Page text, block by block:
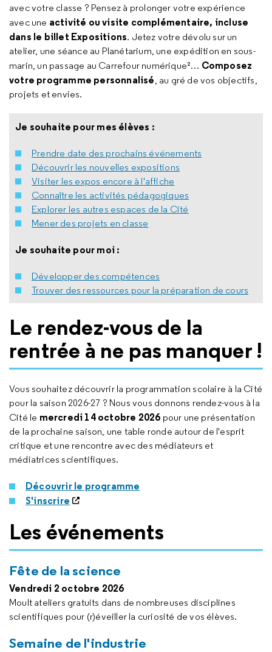
avec votre classe ? Pensez à prolonger votre expérience
avec une activité ou visite complémentaire, incluse
dans le billet Expositions. Jetez votre dévolu sur un
atelier, une séance au Planétarium, une expédition en sous-
marin, un passage au Carrefour numérique²… Composez
votre programme personnalisé, au gré de vos objectifs,
projets et envies.
Je souhaite pour mes élèves :
Prendre date des prochains événements
Découvrir les nouvelles expositions
Visiter les expos encore à l'affiche
Connaître les activités pédagogiques
Explorer les autres espaces de la Cité
Mener des projets en classe
Je souhaite pour moi :
Développer des compétences
Trouver des ressources pour la préparation de cours
Le rendez-vous de la
rentrée à ne pas manquer !
Vous souhaitez découvrir la programmation scolaire à la Cité
pour la saison 2026-27 ? Nous vous donnons rendez-vous à la
Cité le mercredi 14 octobre 2026 pour une présentation
de la prochaine saison, une table ronde autour de l'esprit
critique et une rencontre avec des médiateurs et
médiatrices scientifiques.
Découvrir le programme
S'inscrire
Les événements
Fête de la science
Vendredi 2 octobre 2026
Moult ateliers gratuits dans de nombreuses disciplines
scientifiques pour (r)éveiller la curiosité de vos élèves.
Semaine de l'industrie